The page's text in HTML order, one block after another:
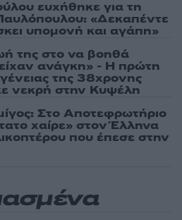
ευχήθηκε για τη
«Δεκαπέντε
υπομονή και αγάπη»
της στο να βοηθά
ανάγκη» - Η πρώτη
της 38χρονης
νεκρή στην Κυψέλη
Στο Αποτεφρωτήριο
χαίρε» στον Έλληνα
που έπεσε στην